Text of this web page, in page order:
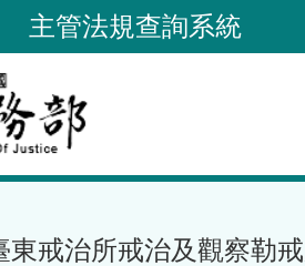
主管法規查詢系統
東戒治所戒治及觀察勒